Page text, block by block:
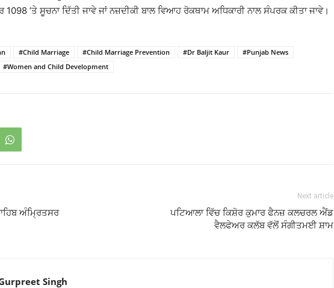
’ਤੇ ਸੂਚਨਾ ਦਿੱਤੀ ਜਾਵੇ ਜਾਂ ਨਜ਼ਦੀਕੀ ਬਾਲ ਵਿਆਹ ਰੋਕਥਾਮ ਅਧਿਕਾਰੀ ਨਾਲ ਸੰਪਰਕ ਕੀਤਾ ਜਾਵੇ।
#Child Marriage #Child Marriage Prevention #Dr Baljit Kaur
#Punjab News
#Women and Child Development
ਅੰਮ੍ਰਿਤਸਰ
Next article
ਪਟਿਆਲਾ ਵਿੱਚ ਕਿਸ਼ੋਰ ਕੁਮਾਰ ਫੈਨਜ਼ ਕਲਚਰਲ ਐਂਡ
ਵੈਲਫੇਅਰ ਕਲੱਬ ਵੱਲੋਂ ਸੰਗੀਤਮਈ ਸ਼ਾਮ
Singh